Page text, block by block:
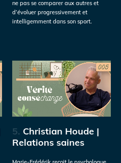
ne pas se comparer aux autres et
d’évoluer progressivement et
intelligemment dans son sport.
5. Christian Houde |
Relations saines